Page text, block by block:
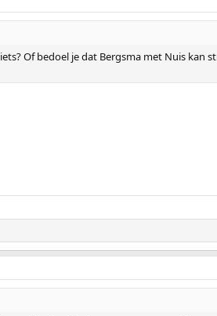
Of bedoel je dat Bergsma met Nuis kan